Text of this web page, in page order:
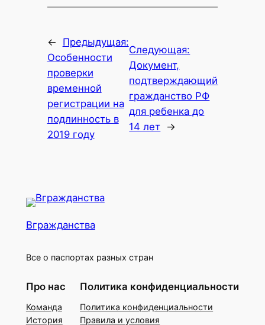
←
Предыдущая:
Особенности
проверки
временной
регистрации на
подлинность в
2019 году
Следующая:
Документ,
подтверждающий
гражданство РФ
для ребенка до
14 лет →
Вгражданства
Все о паспортах разных стран
Про нас
Команда
История
Политика конфиденциальности
Политика конфиденциальности
Правила и условия